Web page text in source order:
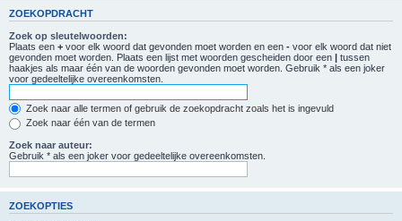
ZOEKOPDRACHT
Zoek op sleutelwoorden:
Plaats een + voor elk woord dat gevonden moet worden en een - voor elk woord dat niet
gevonden moet worden. Plaats een lijst met woorden gescheiden door een | tussen
haakjes als maar één van de woorden gevonden moet worden. Gebruik * als een joker
voor gedeeltelijke overeenkomsten.
Zoek naar alle termen of gebruik de zoekopdracht zoals het is ingevuld
Zoek naar één van de termen
Zoek naar auteur:
Gebruik * als een joker voor gedeeltelijke overeenkomsten.
ZOEKOPTIES